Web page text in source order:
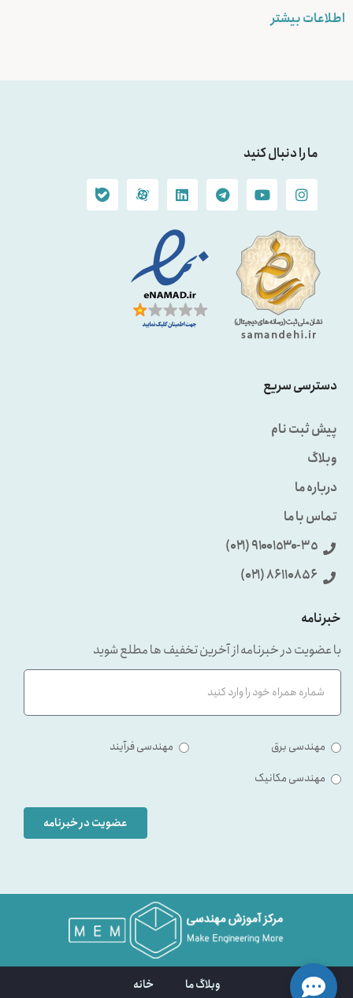
5.00
از 5
اطلاعات بیشتر
ما را دنبال کنید
دسترسی سریع
پیش ثبت نام
وبلاگ
درباره ما
تماس با ما
٩۱۰۰۱٥۳۰-۳٥ (۰۲۱)
86110856 (۰۲۱)
خبرنامه
با عضویت در خبرنامه از آخرین تخفیف ها مطلع شوید
مهندسی برق
مهندسی فرآیند
مهندسی مکانیک
عضویت در خبرنامه
وبلاگ ما خانه